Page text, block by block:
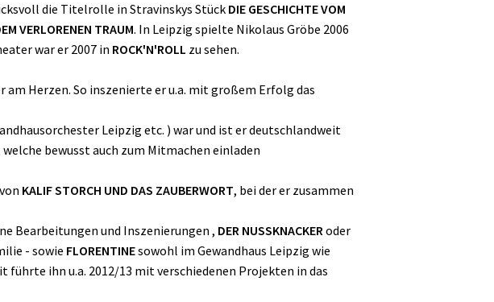
die Titelrolle in Stravinskys Stück DIE GESCHICHTE VOM
VERLORENEN TRAUM. In Leipzig spielte Nikolaus Gröbe 2006
war er 2007 in ROCK'N'ROLL zu sehen.
Herzen. So inszenierte er u.a. mit großem Erfolg das
Leipzig etc. ) war und ist er deutschlandweit
bewusst auch zum Mitmachen einladen
KALIF STORCH UND DAS ZAUBERWORT, bei der er zusammen
Bearbeitungen und Inszenierungen , DER NUSSKNACKERoder
- sowie FLORENTINEsowohl im Gewandhaus Leipzig wie
führte ihn u.a. 2012/13 mit verschiedenen Projekten in das